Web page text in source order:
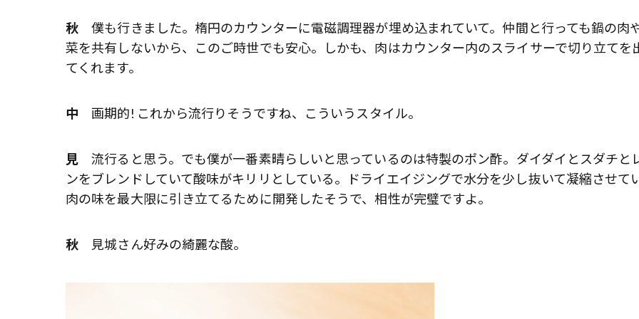
秋 僕も行きました。楕円のカウンターに電磁調理器が埋め込まれていて。仲間と行っても鍋の肉
菜を共有しないから、このご時世でも安心。しかも、肉はカウンター内のスライサーで切り立てを
てくれます。
中 画期的! これから流行りそうですね、こういうスタイル。
見 流行ると思う。でも僕が一番素晴らしいと思っているのは特製のポン酢。ダイダイとスダチと
ンをブレンドしていて酸味がキリリとしている。ドライエイジングで水分を少し抜いて凝縮させて
肉の味を最大限に引き立てるために開発したそうで、相性が完璧ですよ。
秋 見城さん好みの綺麗な酸。